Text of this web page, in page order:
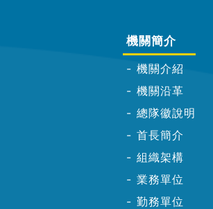
機關簡介
機關介紹
機關沿革
總隊徽說明
首長簡介
組織架構
業務單位
勤務單位